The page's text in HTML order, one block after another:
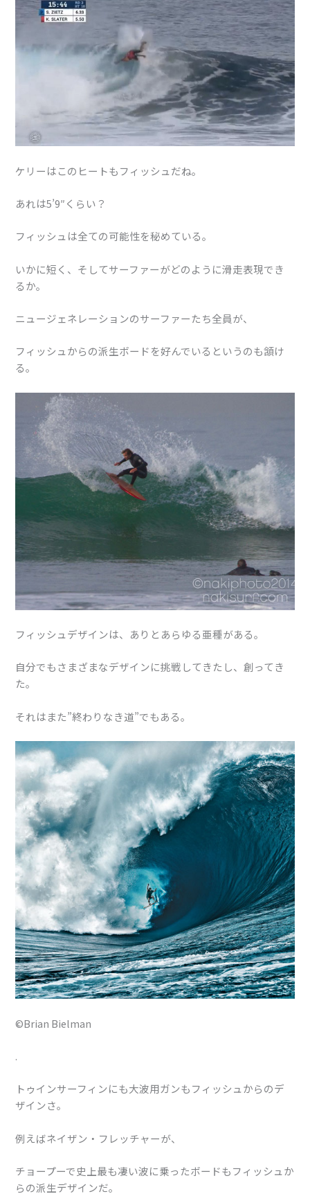
ケリーはこのヒートもフィッシュだね。
あれは5’9″くらい？
フィッシュは全ての可能性を秘めている。
いかに短く、そしてサーファーがどのように滑走表現でき
るか。
ニュージェネレーションのサーファーたち全員が、
フィッシュからの派生ボードを好んでいるというのも頷け
る。
フィッシュデザインは、ありとあらゆる亜種がある。
自分でもさまざまなデザインに挑戦してきたし、創ってき
た。
それはまた”終わりなき道”でもある。
©Brian Bielman
.
トゥインサーフィンにも大波用ガンもフィッシュからのデ
ザインさ。
例えばネイザン・フレッチャーが、
チョープーで史上最も凄い波に乗ったボードもフィッシュか
らの派生デザインだ。